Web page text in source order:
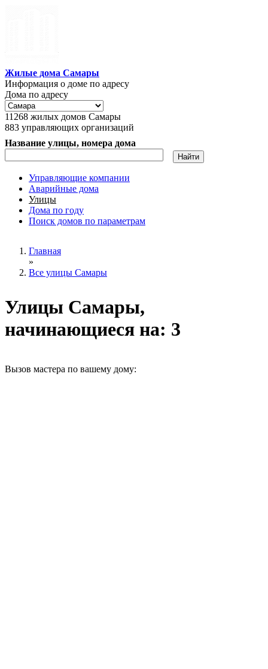
Жилые дома Самары
Информация о доме по адресу
Дома по адресу
11268 жилых домов Самары
883 управляющих организаций
Название улицы, номера дома
Главное меню
Управляющие компании
Аварийные дома
Улицы
Дома по году
Поиск домов по параметрам
Вы здесьГлавная
»
Все улицы Самары
Улицы Самары,
начинающиеся на: 3
Вызов мастера по вашему дому: